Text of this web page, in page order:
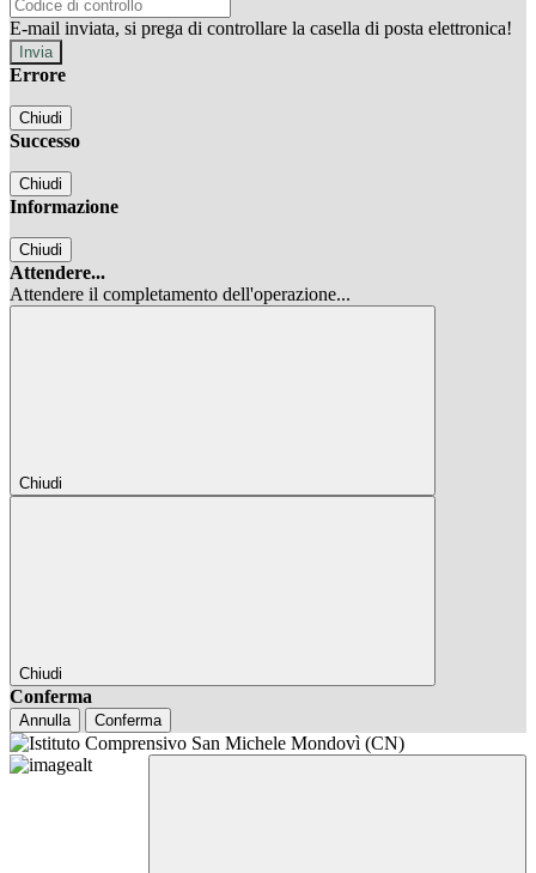
E-mail inviata, si prega di controllare la casella di posta elettronica!
Errore
Chiudi
Successo
Chiudi
Informazione
Chiudi
Attendere...
Attendere il completamento dell'operazione...
Chiudi
Chiudi
Conferma
Annulla Conferma